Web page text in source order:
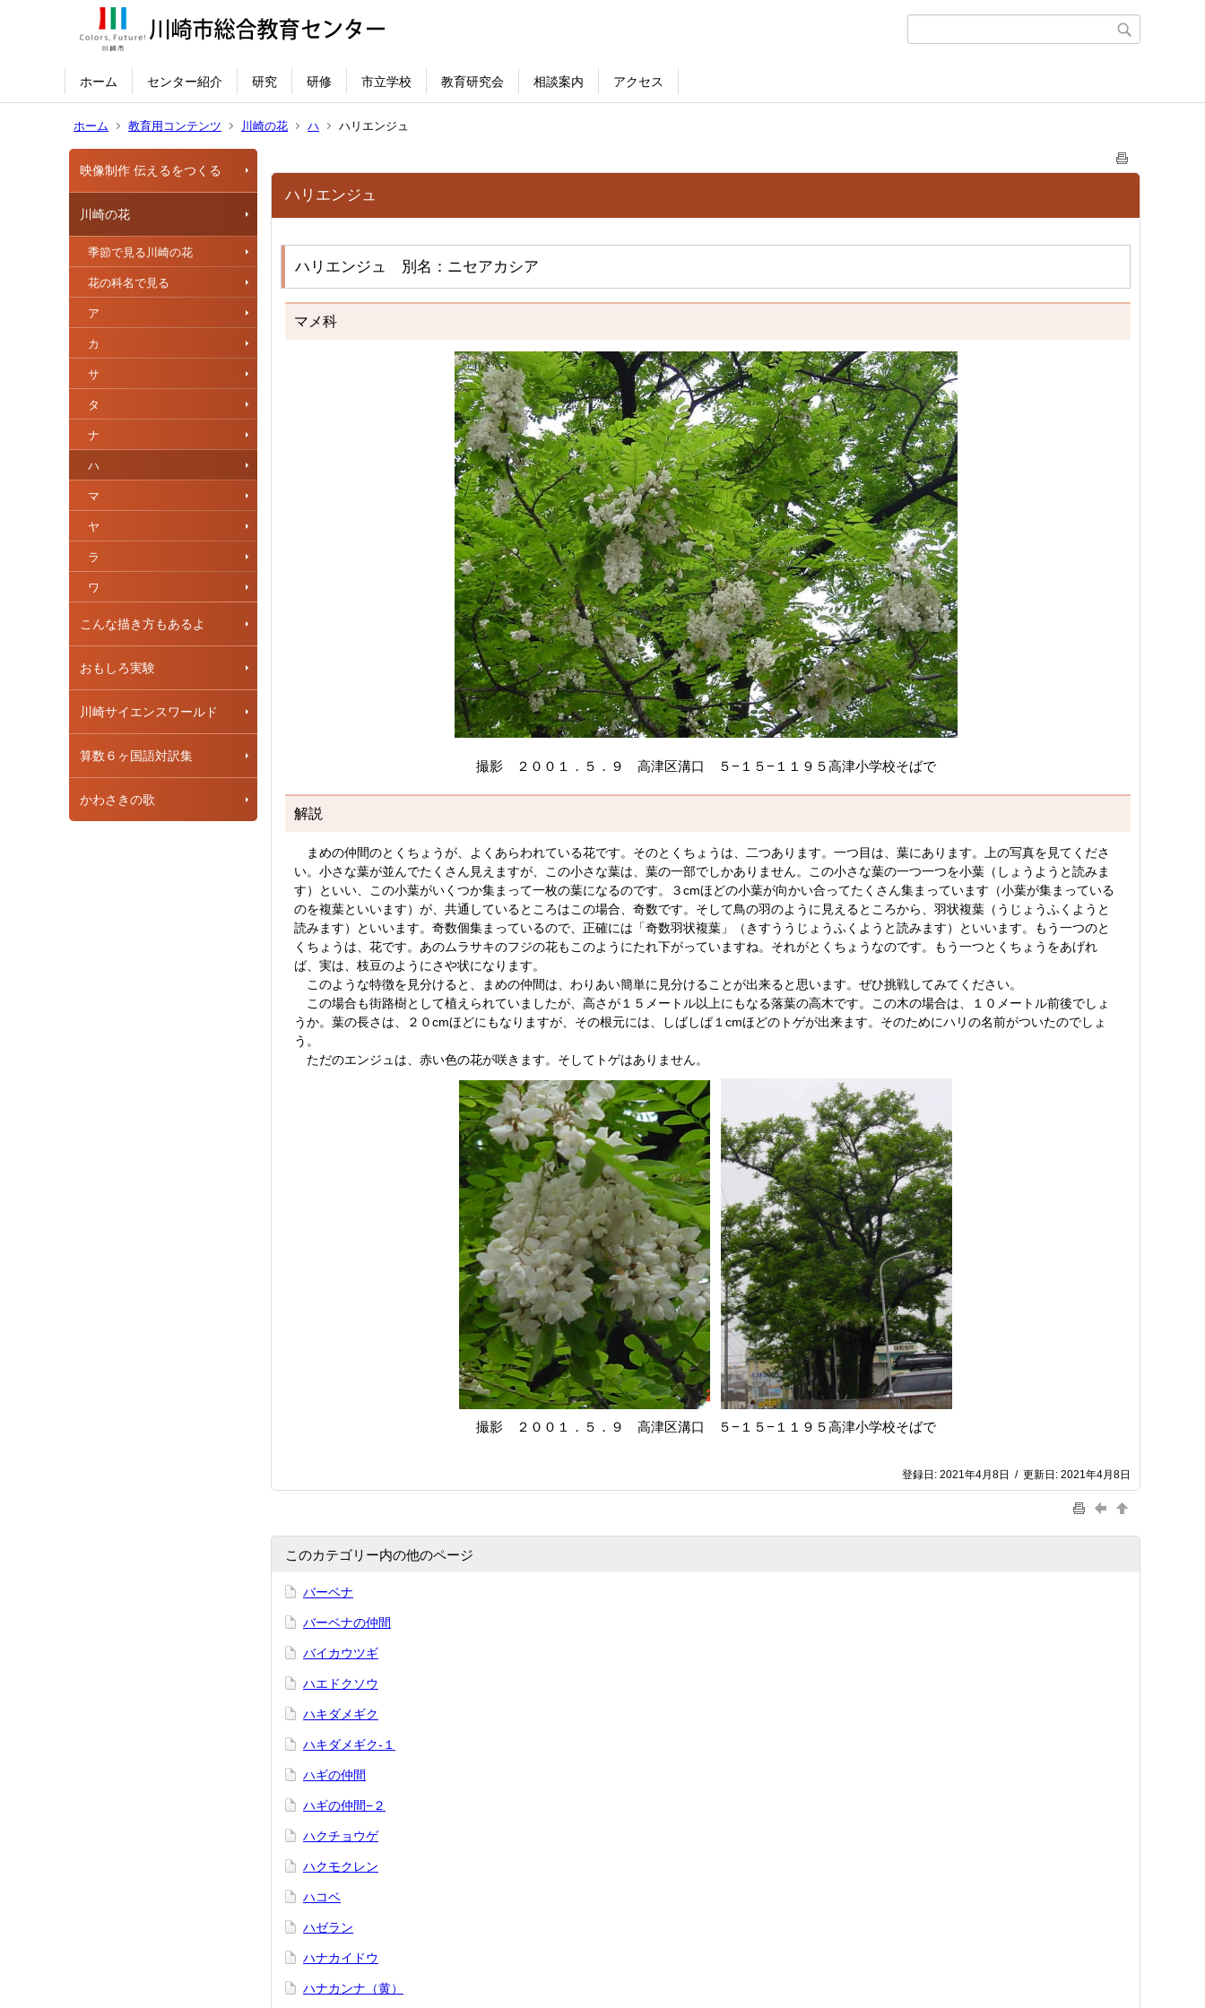
ホーム センター紹介 研究 研修 市立学校 教育研究会 相談案内 アクセス
ホーム 教育用コンテンツ 川崎の花 ハ ハリエンジュ
映像制作 伝えるをつくる
川崎の花
季節で見る川崎の花
花の科名で見る
ア
カ
サ
タ
ナ
ハ
マ
ヤ
ラ
ワ
こんな描き方もあるよ
おもしろ実験
川崎サイエンスワールド
算数６ヶ国語対訳集
かわさきの歌
ハリエンジュ
ハリエンジュ 別名：ニセアカシア
マメ科
撮影 ２００１．５．９ 高津区溝口 ５−１５−１１９５高津小学校そばで
解説
まめの仲間のとくちょうが、よくあらわれている花です。そのとくちょうは、二つあります。一つ目は、葉にあります。上の写真を見てくださ
い。小さな葉が並んでたくさん見えますが、この小さな葉は、葉の一部でしかありません。この小さな葉の一つ一つを小葉（しょうようと読みま
す）といい、この小葉がいくつか集まって一枚の葉になるのです。３cmほどの小葉が向かい合ってたくさん集まっています（小葉が集まっている
のを複葉といいます）が、共通しているところはこの場合、奇数です。そして鳥の羽のように見えるところから、羽状複葉（うじょうふくようと
読みます）といいます。奇数個集まっているので、正確には「奇数羽状複葉」（きすううじょうふくようと読みます）といいます。もう一つのと
くちょうは、花です。あのムラサキのフジの花もこのようにたれ下がっていますね。それがとくちょうなのです。もう一つとくちょうをあげれ
ば、実は、枝豆のようにさや状になります。
このような特徴を見分けると、まめの仲間は、わりあい簡単に見分けることが出来ると思います。ぜひ挑戦してみてください。
この場合も街路樹として植えられていましたが、高さが１５メートル以上にもなる落葉の高木です。この木の場合は、１０メートル前後でしょ
うか。葉の長さは、２０cmほどにもなりますが、その根元には、しばしば１cmほどのトゲが出来ます。そのためにハリの名前がついたのでしょ
う。
ただのエンジュは、赤い色の花が咲きます。そしてトゲはありません。
撮影 ２００１．５．９ 高津区溝口 ５−１５−１１９５高津小学校そばで
登録日: 2021年4月8日 / 更新日: 2021年4月8日
このカテゴリー内の他のページ
バーベナ
バーベナの仲間
バイカウツギ
ハエドクソウ
ハキダメギク
ハキダメギク-１
ハギの仲間
ハギの仲間−２
ハクチョウゲ
ハクモクレン
ハコベ
ハゼラン
ハナカイドウ
ハナカンナ（黄）